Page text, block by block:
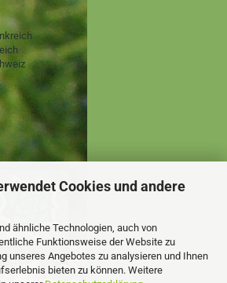
Cookies und andere
ähnliche Technologien, auch von
Funktionsweise der Website zu
unseres Angebotes zu analysieren und Ihnen
bieten zu können. Weitere